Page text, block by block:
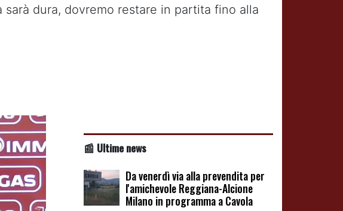
dura, dovremo restare in partita fino alla
📰 Ultime news
Da venerdì via alla prevendita per
l'amichevole Reggiana-Alcione
Milano in programma a Cavola